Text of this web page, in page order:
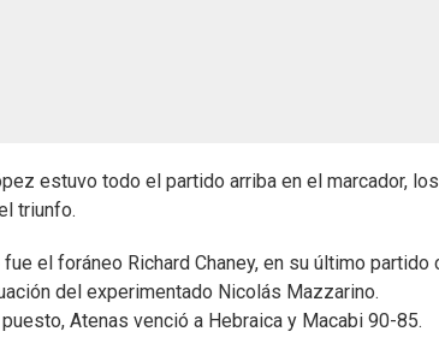
estuvo todo el partido arriba en el marcador,
triunfo.
el foráneo Richard Chaney, en su último
del experimentado Nicolás Mazzarino.
Atenas venció a Hebraica y Macabi 90-85.